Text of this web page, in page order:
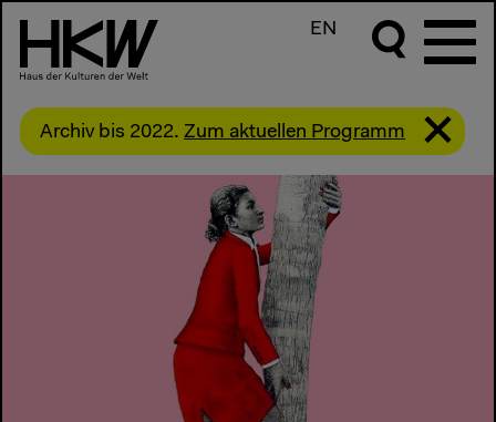
EN
Archiv bis 2022. Zum aktuellen Programm